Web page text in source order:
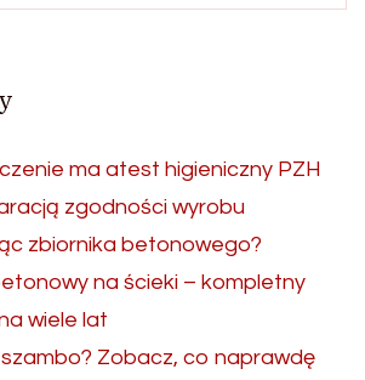
ma atest higieniczny PZH
zgodności wyrobu
zbiornika betonowego?
na ścieki – kompletny
wiele lat
Zobacz, co naprawdę